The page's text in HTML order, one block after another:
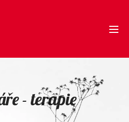
- terapie